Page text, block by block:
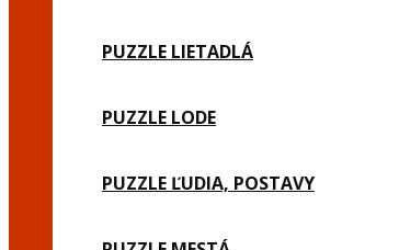
PUZZLE LIETADLÁ
PUZZLE LODE
PUZZLE ĽUDIA, POSTAVY